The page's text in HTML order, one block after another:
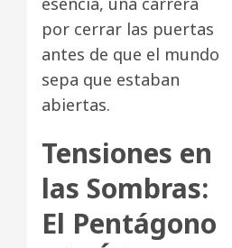
por cerrar las puertas
antes de que el mundo
sepa que estaban
abiertas.
Tensiones en
las Sombras:
El Pentágono